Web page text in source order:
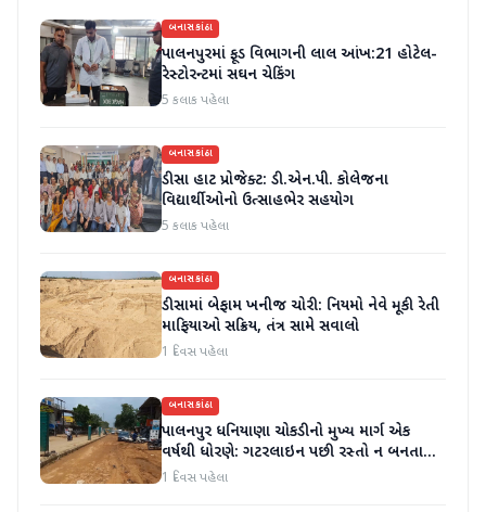
બનાસકાંઠા
પાલનપુરમાં ફૂડ વિભાગની લાલ આંખ:21 હોટેલ-
રેસ્ટોરન્ટમાં સઘન ચેકિંગ
5 કલાક પહેલા
બનાસકાંઠા
ડીસા હાટ પ્રોજેક્ટ: ડી.એન.પી. કોલેજના
વિદ્યાર્થીઓનો ઉત્સાહભેર સહયોગ
5 કલાક પહેલા
બનાસકાંઠા
ડીસામાં બેફામ ખનીજ ચોરી: નિયમો નેવે મૂકી રેતી
માફિયાઓ સક્રિય, તંત્ર સામે સવાલો
1 દિવસ પહેલા
બનાસકાંઠા
પાલનપુર ધનિયાણા ચોકડીનો મુખ્ય માર્ગ એક
વર્ષથી ધોરણે: ગટરલાઇન પછી રસ્તો ન બનતા
હાલાકી
1 દિવસ પહેલા